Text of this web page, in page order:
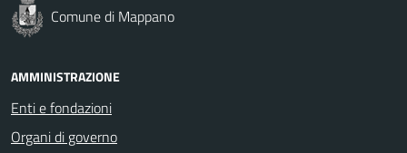
Comune di Mappano
AMMINISTRAZIONE
Enti e fondazioni
Organi di governo